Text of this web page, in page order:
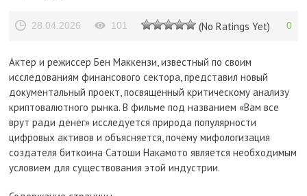
28.04.2026 101 (No Ratings Yet) 0
Актер и режиссер Бен Маккензи, известный по своим
исследованиям финансового сектора, представил новый
документальный проект, посвященный критическому анализу
криптовалютного рынка. В фильме под названием «Вам все
врут ради денег» исследуется природа популярности
цифровых активов и объясняется, почему мифологизация
создателя биткоина Сатоши Накамото является необходимым
условием для существования этой индустрии.